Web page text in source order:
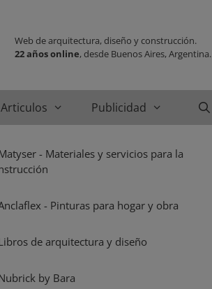
Web de arquitectura, diseño y construcción.
22 años online, desde Buenos Aires, Argentina.
Articulos Publicidad